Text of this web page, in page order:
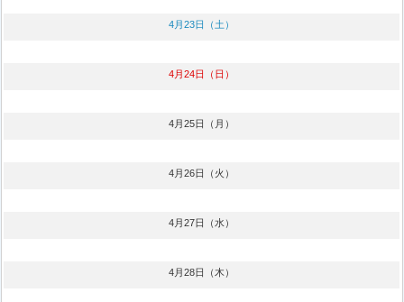
4月23日（土）
4月24日（日）
4月25日（月）
4月26日（火）
4月27日（水）
4月28日（木）